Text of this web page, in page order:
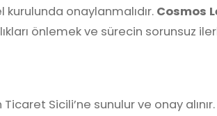
kurulunda onaylanmalıdır. Cosmos
önlemek ve sürecin sorunsuz
Sicili’ne sunulur ve onay